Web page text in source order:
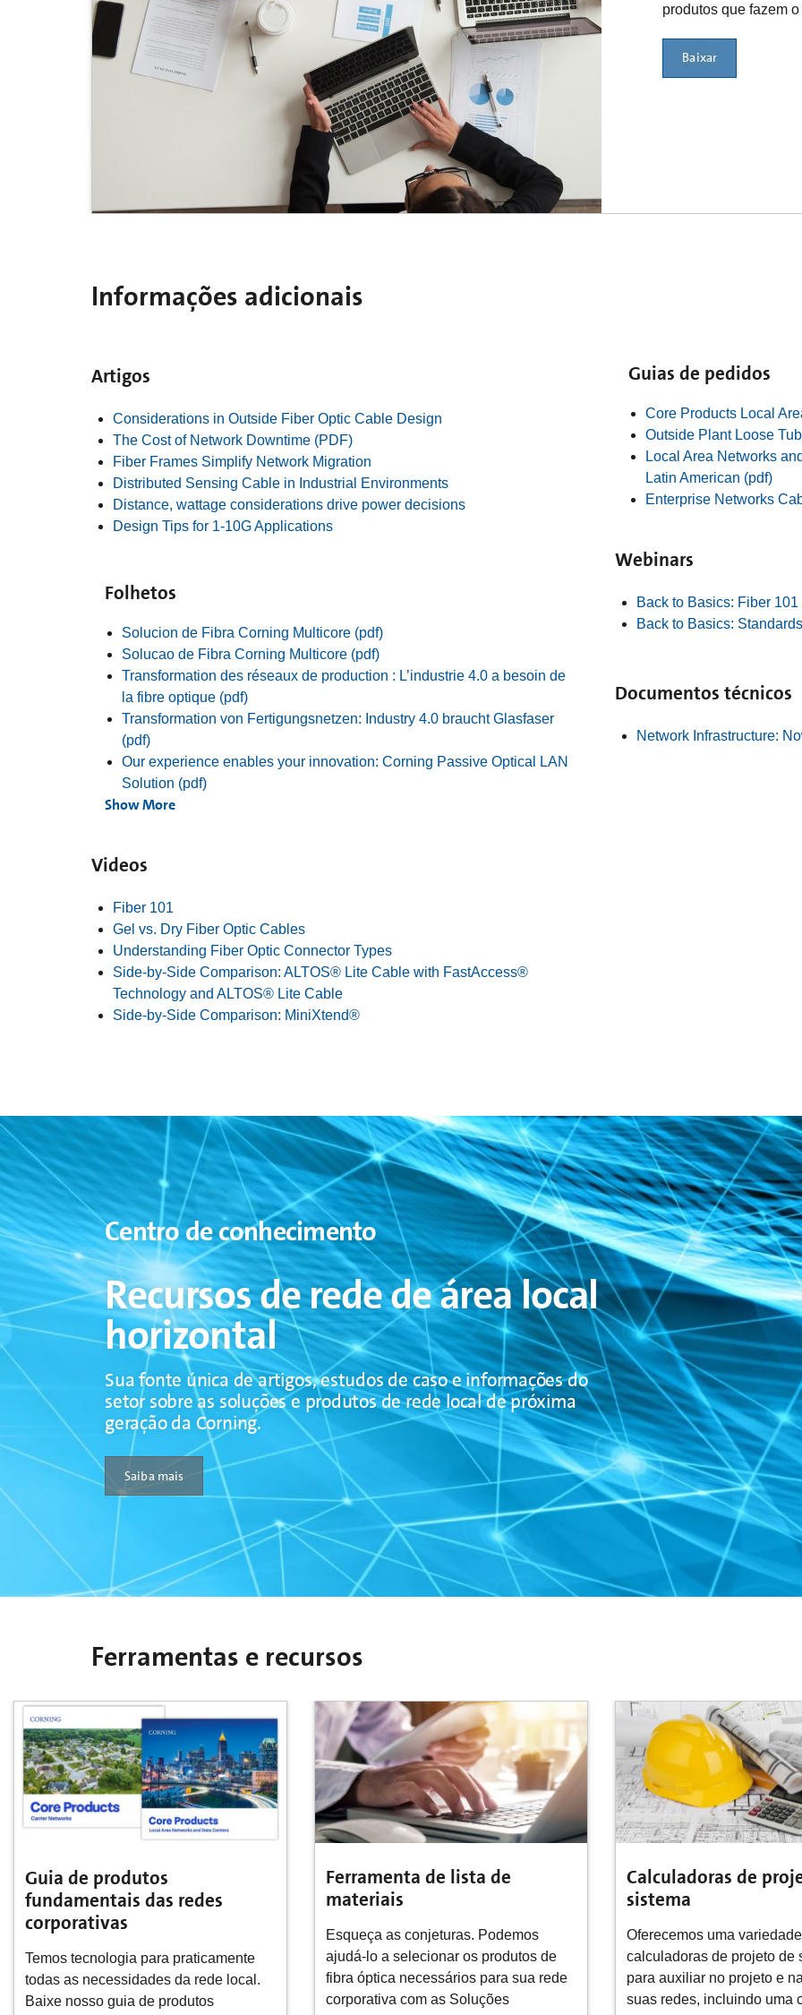
produtos que fazem
Baixar
Informações adicionais
Artigos
Considerations in Outside Fiber Optic Cable Design
The Cost of Network Downtime (PDF)
Fiber Frames Simplify Network Migration
Distributed Sensing Cable in Industrial Environments
Distance, wattage considerations drive power decisions
Design Tips for 1-10G Applications
Folhetos
Solucion de Fibra Corning Multicore (pdf)
Solucao de Fibra Corning Multicore (pdf)
Transformation des réseaux de production : L’industrie 4.0 a besoin de
la fibre optique (pdf)
Transformation von Fertigungsnetzen: Industry 4.0 braucht Glasfaser
(pdf)
Our experience enables your innovation: Corning Passive Optical LAN
Solution (pdf)
Show More
Videos
Fiber 101
Gel vs. Dry Fiber Optic Cables
Understanding Fiber Optic Connector Types
Side-by-Side Comparison: ALTOS® Lite Cable with FastAccess®
Technology and ALTOS® Lite Cable
Side-by-Side Comparison: MiniXtend®
Guias de pedidos
Core Products Local
Outside Plant Loose
Local Area Networks
Latin American (pdf)
Enterprise Networks
Webinars
Back to Basics: Fiber 101
Back to Basics:
Documentos técnicos
Network Infrastructure:
Centro de conhecimento
Recursos de rede de área local
horizontal
Sua fonte única de artigos, estudos de caso e informações do
setor sobre as soluções e produtos de rede local de próxima
geração da Corning.
Saiba mais
Ferramentas e recursos
Ferramenta de lista de
materiais
Esqueça as conjeturas. Podemos
ajudá-lo a selecionar os produtos de
fibra óptica necessários para sua rede
corporativa com as Soluções
Calculadoras de projeto de
sistema
Oferecemos uma variedade de
calculadoras de projeto de sistema
para auxiliar no projeto e na análise de
suas redes, incluindo uma calculadora
Apenas os fatos
noções básicas sobre
Este documento fornece
técnicas sobre os
como ela funciona e como